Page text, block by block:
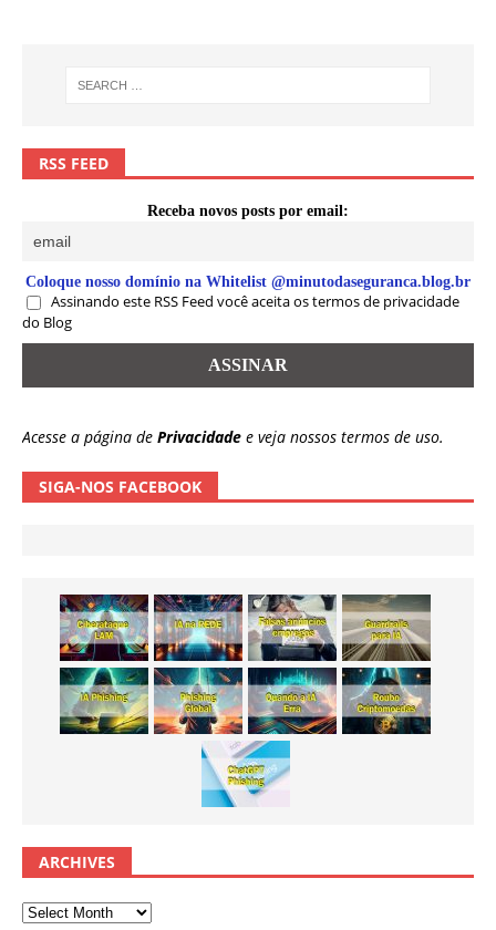
RSS FEED
Receba novos posts por email:
Coloque nosso domínio na Whitelist @minutodaseguranca.blog.br
Assinando este RSS Feed você aceita os termos de privacidade
do Blog
Acesse a página de Privacidade e veja nossos termos de uso.
SIGA-NOS FACEBOOK
ARCHIVES